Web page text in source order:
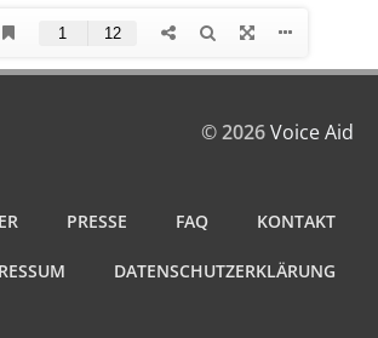
© 2026Voice Aid
PRESSE FAQ KONTAKT
DATENSCHUTZERKLÄRUNG